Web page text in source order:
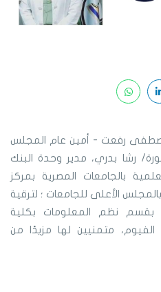
مصطفى رفعت - أمين عام المجلس
رشا بدري، مدير وحدة البنك
بالجامعات المصرية بمركز
الأعلى للجامعات ؛ لترقية
بقسم نظم المعلومات بكلية
الفيوم، متمنيين لها مزيدًا من